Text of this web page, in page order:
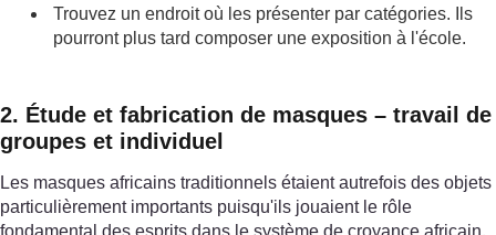
Trouvez un endroit où les présenter par catégories. Ils
pourront plus tard composer une exposition à l'école.
2. Étude et fabrication de masques – travail de
groupes et individuel
Les masques africains traditionnels étaient autrefois des objets
particulièrement importants puisqu'ils jouaient le rôle
fondamental des esprits dans le système de croyance africain.